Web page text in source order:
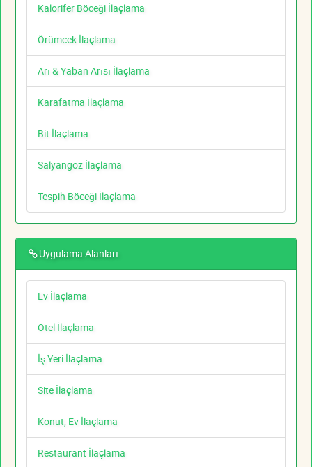
Kalorifer Böceği İlaçlama
Örümcek İlaçlama
Arı & Yaban Arısı İlaçlama
Karafatma İlaçlama
Bit İlaçlama
Salyangoz İlaçlama
Tespih Böceği İlaçlama
Uygulama Alanları
Ev İlaçlama
Otel İlaçlama
İş Yeri İlaçlama
Site İlaçlama
Konut, Ev İlaçlama
Restaurant İlaçlama